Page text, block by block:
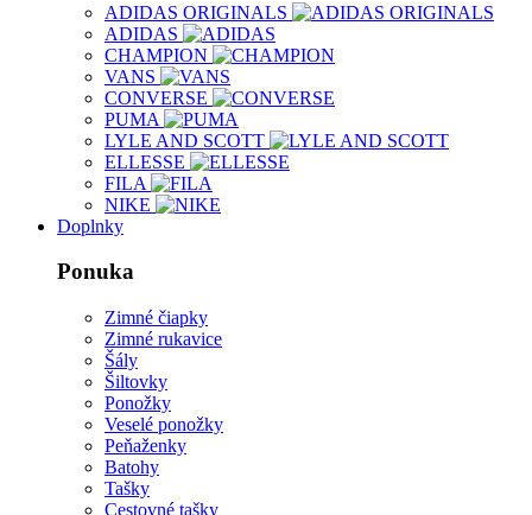
ADIDAS ORIGINALS
ADIDAS
CHAMPION
VANS
CONVERSE
PUMA
LYLE AND SCOTT
ELLESSE
FILA
NIKE
Doplnky
Ponuka
Zimné čiapky
Zimné rukavice
Šály
Šiltovky
Ponožky
Veselé ponožky
Peňaženky
Batohy
Tašky
Cestovné tašky